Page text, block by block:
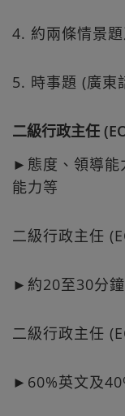
4. 約兩條情景
5. 時事題 (廣東
二級行政主任
►態度、領導能
能力等
二級行政主任
►約20至30分鐘
二級行政主任
►60%英文及